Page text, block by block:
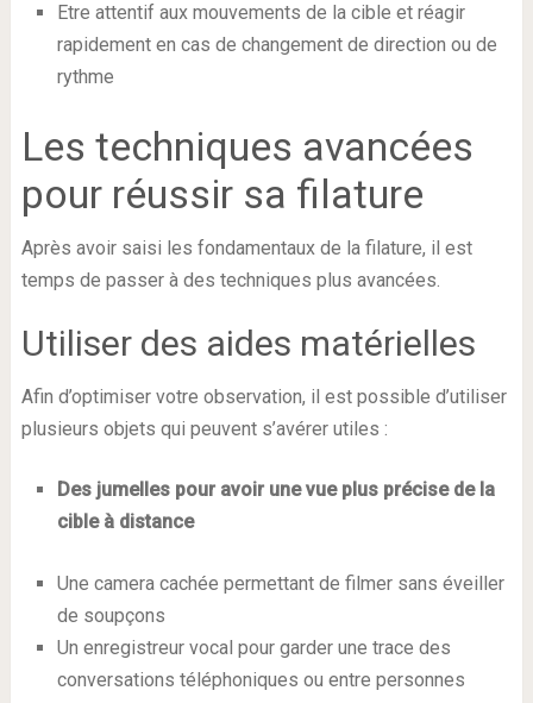
Etre attentif aux mouvements de la cible et réagir
rapidement en cas de changement de direction ou de
rythme
Les techniques avancées
pour réussir sa filature
Après avoir saisi les fondamentaux de la filature, il est
temps de passer à des techniques plus avancées.
Utiliser des aides matérielles
Afin d’optimiser votre observation, il est possible d’utiliser
plusieurs objets qui peuvent s’avérer utiles :
Des jumelles pour avoir une vue plus précise de la
cible à distance
Une camera cachée permettant de filmer sans éveiller
de soupçons
Un enregistreur vocal pour garder une trace des
conversations téléphoniques ou entre personnes